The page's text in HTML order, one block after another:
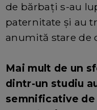
de bărbați s-au
paternitate și au
anumită stare de
Mai mult de un
dintr-un studiu
semnificative de